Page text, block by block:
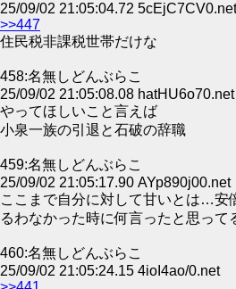
25/09/02 21:05:04.72 5cEjC7CV0.net
>>447
住民税非課税世帯だけな
458:名無しどんぶらこ
25/09/02 21:05:08.08 hatHU6o70.net
やってほしいこと言えば
小泉一族の引退と石破の辞職
459:名無しどんぶらこ
25/09/02 21:05:17.90 AYp890j00.net
ここまで自分に対して甘いとは…安
るわなかった時に何言ったと思って
460:名無しどんぶらこ
25/09/02 21:05:24.15 4ioI4ao/0.net